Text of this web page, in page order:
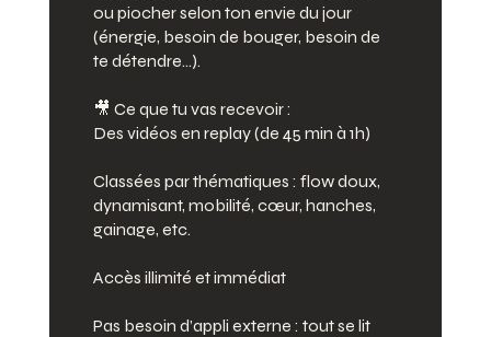
ou piocher selon ton envie du jour
(énergie, besoin de bouger, besoin de
te détendre…).
🎥 Ce que tu vas recevoir :
Des vidéos en replay (de 45 min à 1h)
Classées par thématiques : flow doux,
dynamisant, mobilité, cœur, hanches,
gainage, etc.
Accès illimité et immédiat
Pas besoin d’appli externe : tout se lit